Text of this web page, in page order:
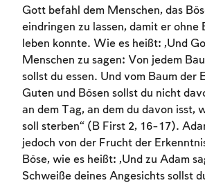
Gott befahl dem Menschen, das
eindringen zu lassen, damit er ohne
leben konnte. Wie es heißt: „Und
Menschen zu sagen: Von jedem
sollst du essen. Und vom Baum der
Guten und Bösen sollst du nicht
an dem Tag, an dem du davon isst,
soll sterben“ (B First 2, 16-17).
jedoch von der Frucht der
Böse, wie es heißt: „Und zu Adam
Schweiße deines Angesichts sollst